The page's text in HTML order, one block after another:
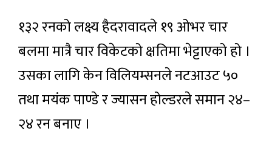
१३२ रनको लक्ष्य हैदरावादले १९ ओभर चार
बलमा मात्रै चार विकेटको क्षतिमा भेट्टाएको हो ।
उसका लागि केन विलियम्सनले नटआउट ५०
तथा मयंक पाण्डे र ज्यासन होल्डरले समान २४–
२४ रन बनाए ।